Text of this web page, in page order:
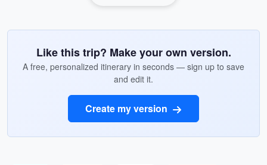
Like this trip? Make your own version.
A free, personalized itinerary in seconds — sign up to save
and edit it.
Create my version